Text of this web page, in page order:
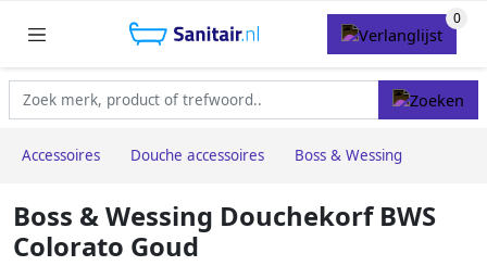
Accessoires Douche accessoires Boss & Wessing
Boss & Wessing Douchekorf BWS
Colorato Goud